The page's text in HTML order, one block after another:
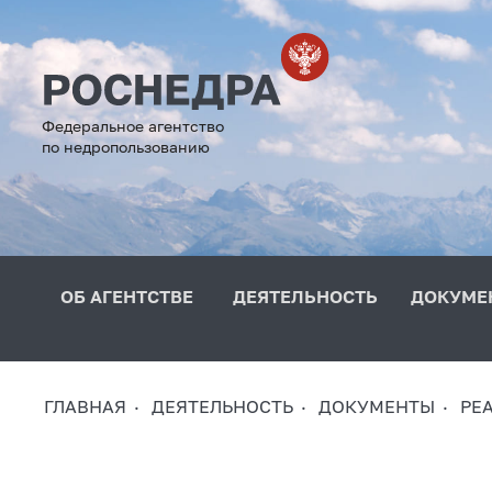
Федеральное агентство
по недропользованию
ОБ АГЕНТСТВЕ ДЕЯТЕЛЬНОСТЬ
ГЛАВНАЯ ДЕЯТЕЛЬНОСТЬ ДОКУМЕНТЫ